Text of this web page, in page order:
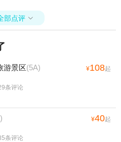
部点评 
游景区(5A) ¥108起
条评论
¥40起
条评论